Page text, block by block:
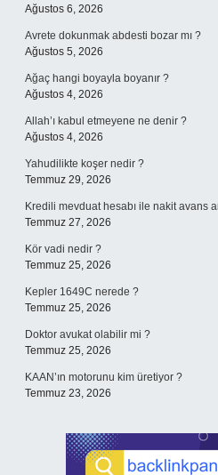
Ağustos 6, 2026
Avrete dokunmak abdesti bozar mı ?
Ağustos 5, 2026
Ağaç hangi boyayla boyanır ?
Ağustos 4, 2026
Allah’ı kabul etmeyene ne denir ?
Ağustos 4, 2026
Yahudilikte koşer nedir ?
Temmuz 29, 2026
Kredili mevduat hesabı ile nakit avans
Temmuz 27, 2026
Kör vadi nedir ?
Temmuz 25, 2026
Kepler 1649C nerede ?
Temmuz 25, 2026
Doktor avukat olabilir mi ?
Temmuz 25, 2026
KAAN’ın motorunu kim üretiyor ?
Temmuz 23, 2026